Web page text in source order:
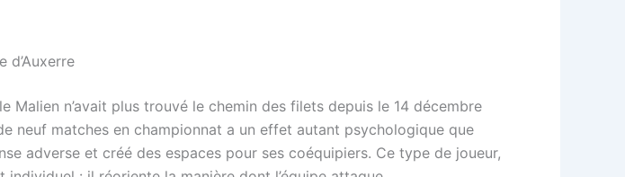
d’Auxerre
Malien n’avait plus trouvé le chemin des filets depuis le 14 décembre
neuf matches en championnat a un effet autant psychologique que
adverse et créé des espaces pour ses coéquipiers. Ce type de joueur,